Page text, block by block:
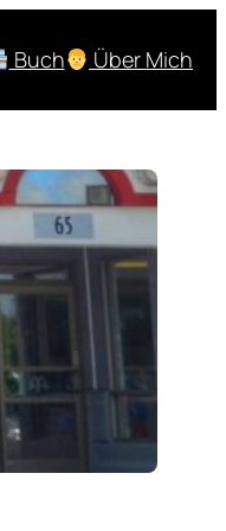
Buch Über Mich